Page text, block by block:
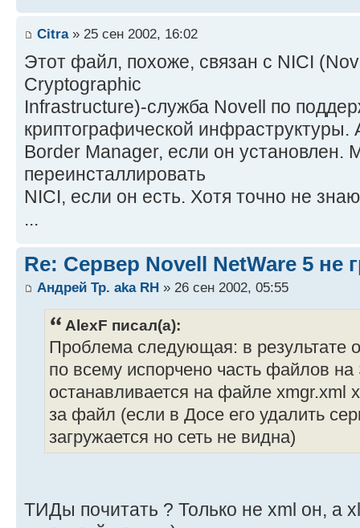
Citra» 25 сен 2002, 16:02
Этот файл, похоже, связан с NICI
Cryptographic
Infrastructure)-служба Novell по
криптографической инфраструктуры.
Border Manager, если он установлен.
переинсталлировать
NICI, если он есть. Хотя точно не
...
Re: Сервер Novell NetWare 5 не
Андрей Тр. aka RH » 26 сен 2002, 05:55
AlexF писал(а):
Проблема следующая: в результате
по всему испорчено часть файлов на
останавливается на файле xmgr.xml
за файл (если в Досе его удалить
загружается но сеть не видна)
ТИДы почитать ? Только не xml он, а